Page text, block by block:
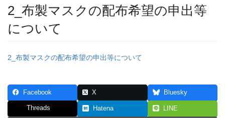
2_布製マスクの配布希望の申出等
について
2_布製マスクの配布希望の申出等について
Facebook X Bluesky
Threads Hatena LINE